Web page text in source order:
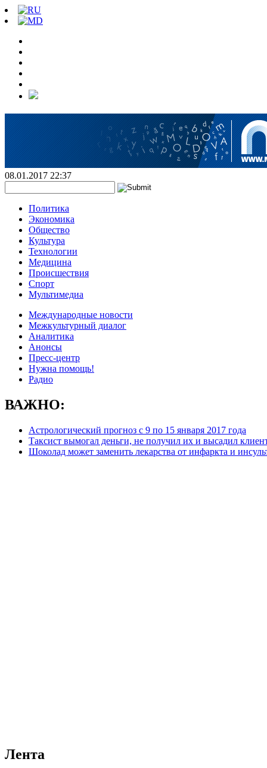
08.01.2017 22:37
Политика
Экономика
Общество
Культура
Технологии
Медицина
Происшествия
Спорт
Мультимедиа
Международные новости
Межкультурный диалог
Аналитика
Анонсы
Пресс-центр
Нужна помощь!
Радио
ВАЖНО:
Астрологический прогноз с 9 по 15 января 2017 года
Таксист вымогал деньги, не получил их и высадил
Шоколад может заменить лекарства от инфаркта и
Лента